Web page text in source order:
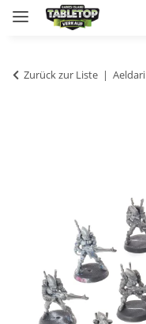
Zurück zur Liste Aeldari